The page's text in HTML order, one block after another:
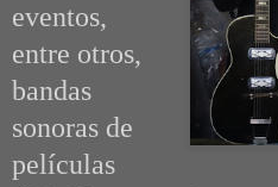
eventos,
entre otros,
bandas
sonoras de
películas